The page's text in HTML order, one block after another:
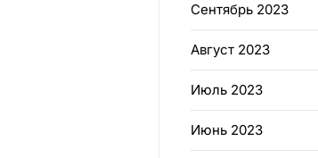
Сентябрь 2023
Август 2023
Июль 2023
Июнь 2023